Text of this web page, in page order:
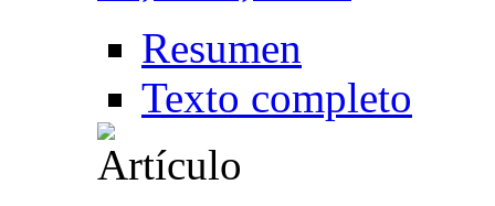
Resumen
Texto completo